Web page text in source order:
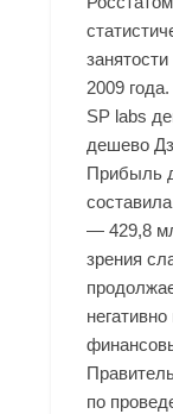
2009 года.
SP labs
дешево
Прибыль
— 429,8
зрения
по